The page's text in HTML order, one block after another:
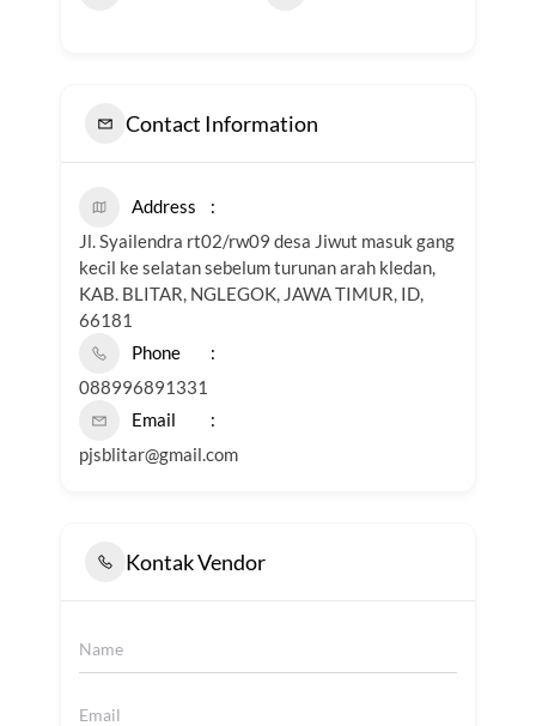
Contact Information
Address
Jl. Syailendra rt02/rw09 desa Jiwut masuk gang
kecil ke selatan sebelum turunan arah kledan,
KAB. BLITAR, NGLEGOK, JAWA TIMUR, ID,
66181
Phone
088996891331
Email
pjsblitar@gmail.com
Kontak Vendor